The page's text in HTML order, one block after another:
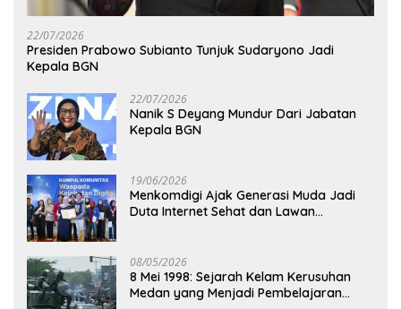
22/07/2026
Presiden Prabowo Subianto Tunjuk Sudaryono Jadi
Kepala BGN
22/07/2026
Nanik S Deyang Mundur Dari Jabatan
Kepala BGN
19/06/2026
Menkomdigi Ajak Generasi Muda Jadi
Duta Internet Sehat dan Lawan
08/05/2026
8 Mei 1998: Sejarah Kelam Kerusuhan
Medan yang Menjadi Pembelajaran